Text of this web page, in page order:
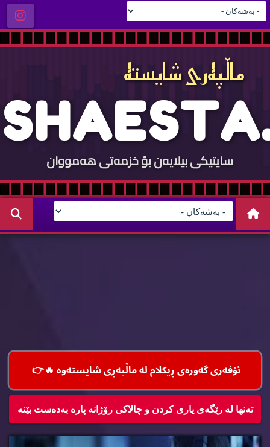
ماڵپه‌ری شایسته‌
SHAESTA.
COM
سایتيكی بيلایه‌ن بؤ خزمه‌تی هه‌مووان
ئۆفه‌ری گه‌وره‌ی ڕیكلام له‌ ماڵپه‌ڕی شایسته‌وه‌ 🔥👉
ته‌نها له‌ رێگه‌ی یاری كردن و چالاكی رۆژانه‌ پاره‌ به‌ده‌ست بێنه‌